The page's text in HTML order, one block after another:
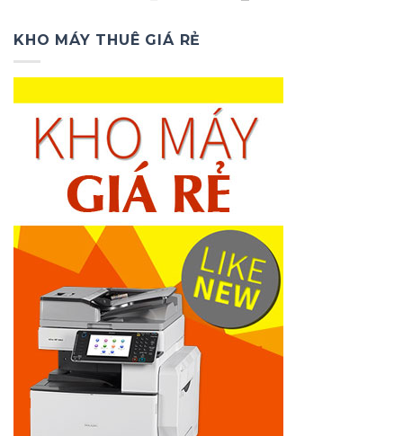
là:
1.500.000₫.
KHO MÁY THUÊ GIÁ RẺ